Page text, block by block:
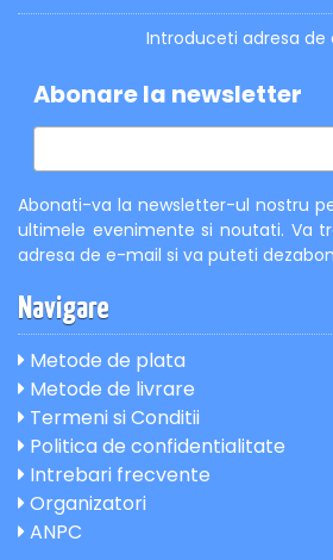
Introduceti adresa de
Abonare la newsletter
Abonati-va la newsletter-ul nostru
ultimele evenimente si noutati. Va
adresa de e-mail si va puteti
Navigare
Metode de plata
Metode de livrare
Termeni si Conditii
Politica de confidentialitate
Intrebari frecvente
Organizatori
ANPC